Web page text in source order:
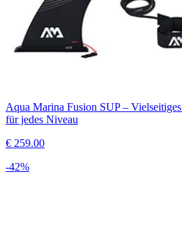
Aqua Marina Fusion SUP –
für jedes Niveau
€ 259.00
-42%